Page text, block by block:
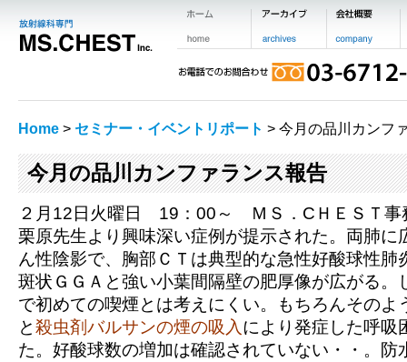
Home > セミナー・イベントリポート > 今月の品川カンフ
今月の品川カンファランス報告
２月12日火曜日 19：00～ ＭＳ．CＨＥＳＴ事
栗原先生より興味深い症例が提示された。両肺に
ん性陰影で、胸部ＣＴは典型的な急性好酸球性肺
斑状ＧＧＡと強い小葉間隔壁の肥厚像が広がる。
で初めての喫煙とは考えにくい。もちろんそのよ
と殺虫剤バルサンの煙の吸入 により発症した呼吸
た。好酸球数の増加は確認されていない・・。防